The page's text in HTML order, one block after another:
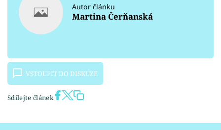
Autor článku
Martina Čerňanská
VSTOUPIT DO DISKUZE
Sdílejte článek